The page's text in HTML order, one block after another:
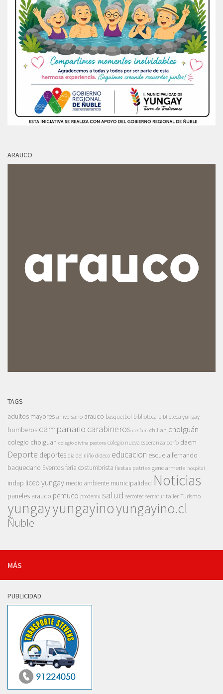
ARAUCO
TAGS
adultos mayores aniversario arauco basquetbol biblioteca biblioteca yungay
bomberos campanario carabineros cesfam chillan cholguán
colegio cholguan colegio divina pastora colegio nueva esperanza corfo daem
Deporte deportes dia del niño dideco educacion escuela fernando
baquedano Eventosferia costumbrista fiestas patrias gendarmeria hospital
indap liceo yungay medio ambiente municipalidad Noticias
paneles arauco pemuco prodemu salud sercotec sernatur taller Turismo
yungayyungayinoyungayino.cl
Ñuble
MÁS
PUBLICIDAD